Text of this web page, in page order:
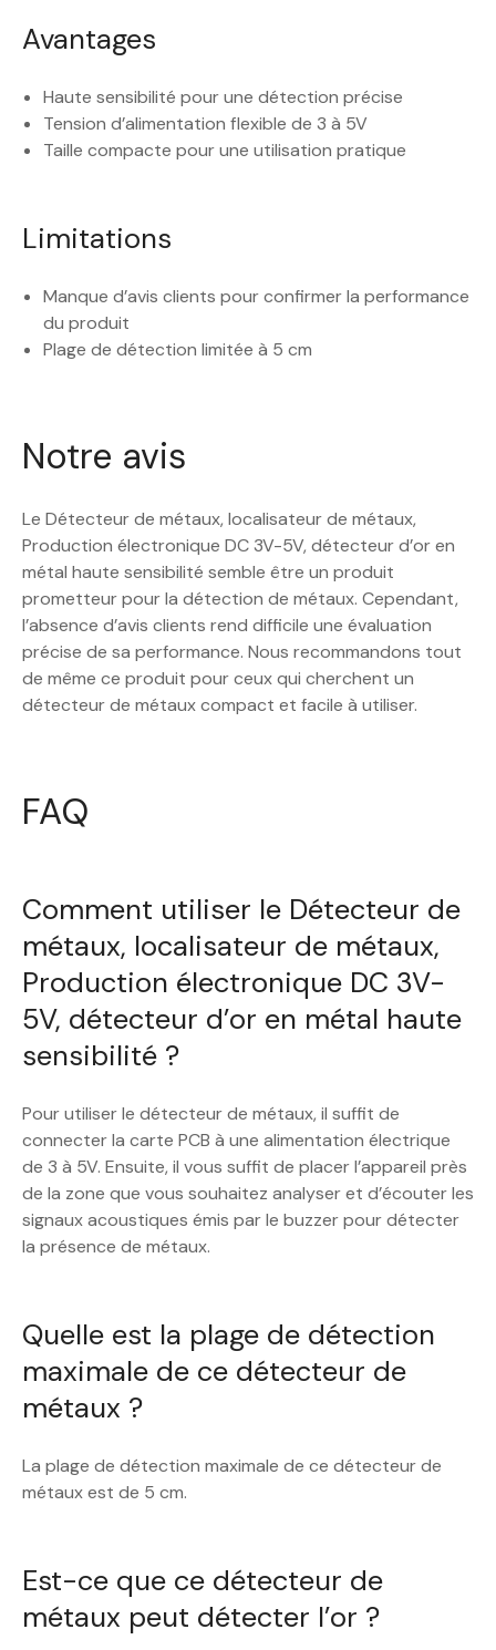
Avantages
Haute sensibilité pour une détection précise
Tension d’alimentation flexible de 3 à 5V
Taille compacte pour une utilisation pratique
Limitations
Manque d’avis clients pour confirmer la performance
du produit
Plage de détection limitée à 5 cm
Notre avis
Le Détecteur de métaux, localisateur de métaux,
Production électronique DC 3V-5V, détecteur d’or en
métal haute sensibilité semble être un produit
prometteur pour la détection de métaux. Cependant,
l’absence d’avis clients rend difficile une évaluation
précise de sa performance. Nous recommandons tout
de même ce produit pour ceux qui cherchent un
détecteur de métaux compact et facile à utiliser.
FAQ
Comment utiliser le Détecteur de
métaux, localisateur de métaux,
Production électronique DC 3V-
5V, détecteur d’or en métal haute
sensibilité ?
Pour utiliser le détecteur de métaux, il suffit de
connecter la carte PCB à une alimentation électrique
de 3 à 5V. Ensuite, il vous suffit de placer l’appareil près
de la zone que vous souhaitez analyser et d’écouter les
signaux acoustiques émis par le buzzer pour détecter
la présence de métaux.
Quelle est la plage de détection
maximale de ce détecteur de
métaux ?
La plage de détection maximale de ce détecteur de
métaux est de 5 cm.
Est-ce que ce détecteur de
métaux peut détecter l’or ?